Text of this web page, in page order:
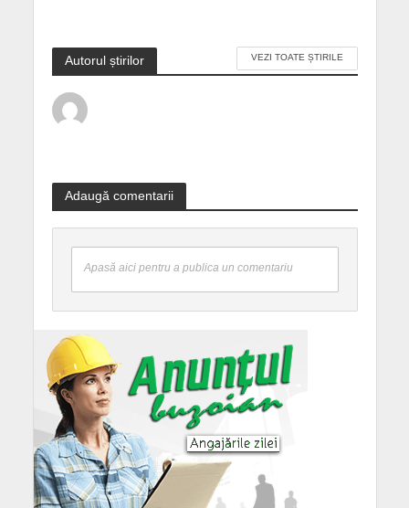
Autorul știrilor VEZI TOATE ȘTIRILE
Adaugă comentarii
Apasă aici pentru a publica un comentariu